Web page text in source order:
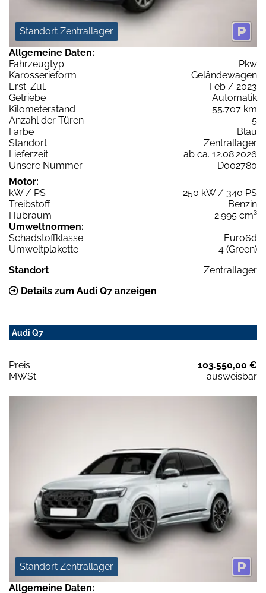
Standort Zentrallager
Allgemeine Daten:
Fahrzeugtyp
Pkw
Karosserieform
Geländewagen
Erst-Zul.
Feb / 2023
Getriebe
Automatik
Kilometerstand
55.707 km
Anzahl der Türen
5
Farbe
Blau
Standort
Zentrallager
Lieferzeit
ab ca. 12.08.2026
Unsere Nummer
D002780
Motor:
kW / PS
250 kW / 340 PS
Treibstoff
Benzin
Hubraum
2.995 cm³
Umweltnormen:
Schadstoffklasse
Euro6d
Umweltplakette
4 (Green)
Standort
Zentrallager
Details zum Audi Q7 anzeigen
Audi Q7
Preis:
103.550,00 €
MWSt:
ausweisbar
Standort Zentrallager
Allgemeine Daten: